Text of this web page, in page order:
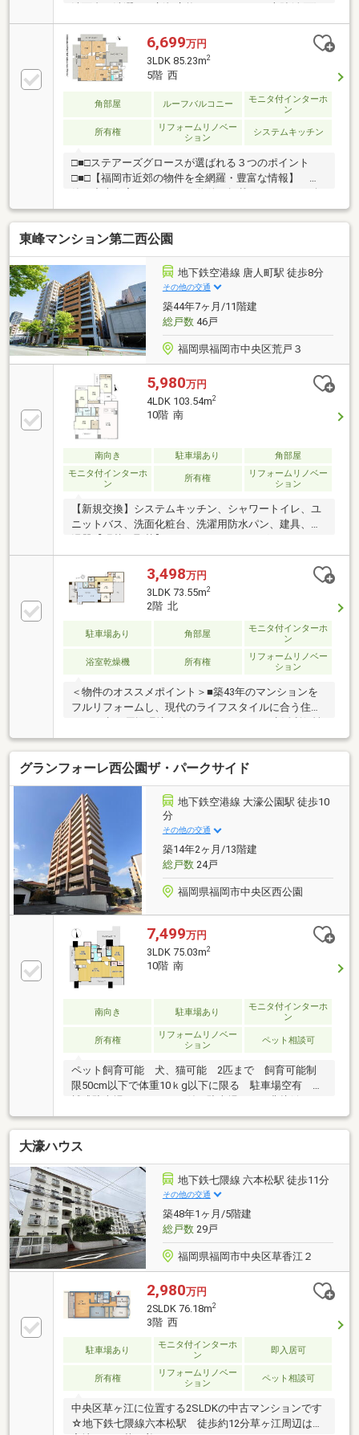
他 2026年7月：キッチン・浴室・建具新規交換、給
排水管新規交換(専有部分)他◇地下鉄空港線「唐人
町」駅まで徒歩８分、「西新」駅まで徒歩９分の便利
な立地♪◇内装工事保証付きで購入後も安心です♪◇角
部屋３面採光の暖かい陽射しが注ぐ明るい室内です
♪◇周辺にはスーパー、コンビニなどの施設が充実し
た住環境が魅力です♪◇ネットショッピングに便利な
宅配ボックス完備♪◇南当仁小学校・当仁中学校エリ
6,699万円
3LDK 85.23m2
5階 西
角部屋 ルーフバルコニー
モニタ付インターホ
ン
所有権
リフォームリノベー
ション
システムキッチン
□■□ステアーズグロースが選ばれる３つのポイント
□■□【福岡市近郊の物件を全網羅・豊富な情報】 新
築・中古住宅のほとんどの物件を掲載しておりご紹介
もできます！！ 福岡市近郊のお住まいことは私達に
お任せください♪【住宅ローンに強い】 多くの銀行
や信用金庫と提携をしており、様々なプランをご提案
できます♪ 金利が低い方がいい、通りやすい方がい
い、たくさん借りたいなど、お客様の条件に合わせて
ご提案致します♪【有資格者多数！】 ファイナンシ
ャルプランナー、宅地建物取引士、住宅ローンアドバ
イザーなど多数資格を持っています！無理のない資金
計画をご提案致します♪ お問合せお待ちしており
東峰マンション第二西公園
地下鉄空港線 唐人町駅 徒歩8分
その他の交通
築44年7ヶ月/11階建
総戸数46戸
福岡県福岡市中央区荒戸３
5,980万円
4LDK 103.54m2
10階 南
南向き 駐車場あり
角部屋
モニタ付インターホ
ン
所有権
リフォームリノベー
ション
【新規交換】システムキッチン、シャワートイレ、ユ
ニットバス、洗面化粧台、洗濯用防水パン、建具、給
ッチ【仕様変更】和室→洋室※WIC＝ウォークインクロ
ーゼット※タブレットは売買対象外【交通手段】・福
岡市空港線 唐人町駅 徒歩8分 ・福岡市空港線 大濠公園
駅 徒歩9分 ・福岡市七隈線 六本松駅 徒歩25分【周辺
市立当仁中学校まで1500m 徒歩17分・マミーズ唐人店
3,498万円
3LDK 73.55m2
2階 北
駐車場あり 角部屋
モニタ付インターホ
ン
浴室乾燥機 所有権
リフォームリノベー
ション
＜物件のオススメポイント＞■築43年のマンションを
フルリフォームし、現代のライフスタイルに合う住ま
も良好♪■お気軽にご連絡ください♪
グランフォーレ西公園ザ・パークサイド
地下鉄空港線 大濠公園駅 徒歩10
分
その他の交通
築14年2ヶ月/13階建
総戸数24戸
福岡県福岡市中央区西公園
7,499万円
3LDK 75.03m2
10階 南
南向き 駐車場あり
モニタ付インターホ
ン
所有権
リフォームリノベー
ション
ペット相談可
ペット飼育可能 犬、猫可能 2匹まで 飼育可能制
限50cm以下で体重10ｋg以下に限る 駐車場空有 機
型オートロックあり オートロック解除後自動でエレ
ベーターが作動し下りてきます 玄関前はプライベー
トポーチになっております ワンフロア―2住戸ですが
お隣様と接触することはなく完全個別空間となってお
ります
大濠ハウス
地下鉄七隈線 六本松駅 徒歩11分
その他の交通
築48年1ヶ月/5階建
総戸数29戸
福岡県福岡市中央区草香江２
2,980万円
2SLDK 76.18m2
3階 西
駐車場あり
モニタ付インターホ
ン
即入居可
所有権
リフォームリノベー
ション
ペット相談可
中央区草ヶ江に位置する2SLDKの中古マンションです
☆地下鉄七隈線六本松駅 徒歩約12分草ヶ江周辺は住